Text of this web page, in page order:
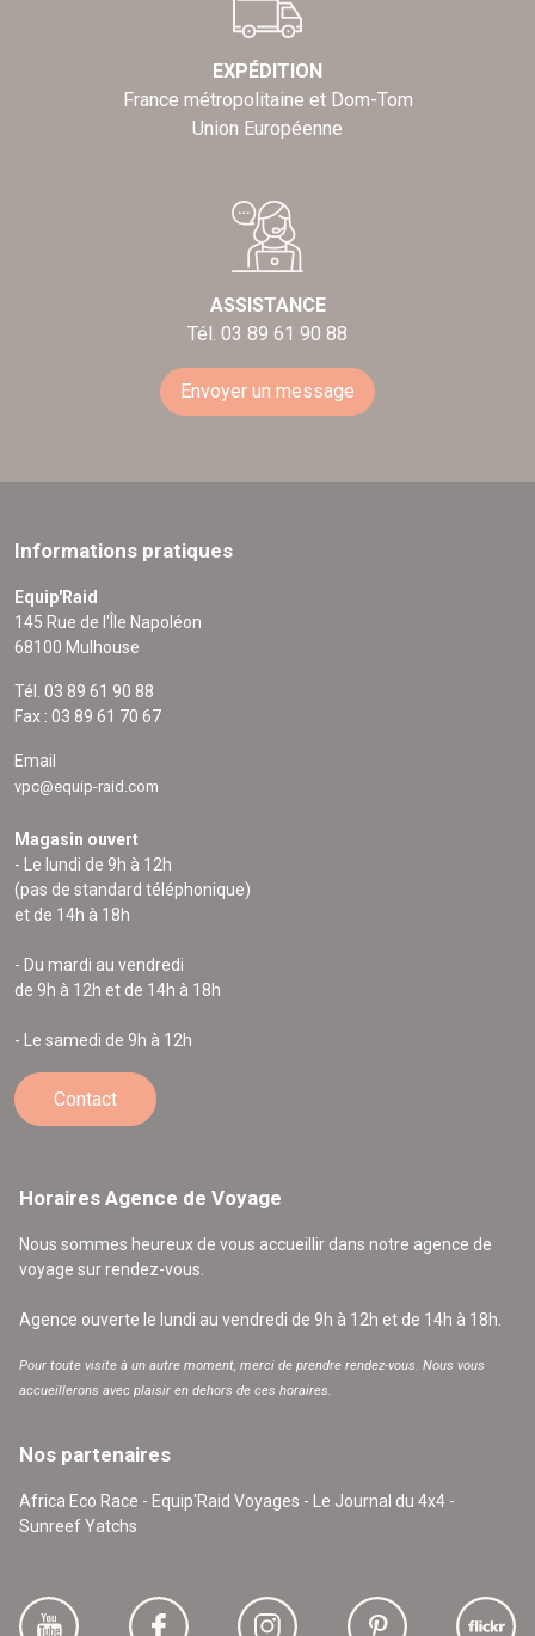
EXPÉDITION
France métropolitaine et Dom-Tom
Union Européenne
ASSISTANCE
Tél. 03 89 61 90 88
Envoyer un message
Informations pratiques
Equip'Raid
145 Rue de l'Île Napoléon
68100 Mulhouse
Tél. 03 89 61 90 88
Fax : 03 89 61 70 67
Email
vpc@equip-raid.com
Magasin ouvert
- Le lundi de 9h à 12h
(pas de standard téléphonique)
et de 14h à 18h
- Du mardi au vendredi
de 9h à 12h et de 14h à 18h
- Le samedi de 9h à 12h
Contact
Horaires Agence de Voyage
Nous sommes heureux de vous accueillir dans notre agence de
voyage sur rendez-vous.
Agence ouverte le lundi au vendredi de 9h à 12h et de 14h à 18h.
Pour toute visite à un autre moment, merci de prendre rendez-vous. Nous vous
accueillerons avec plaisir en dehors de ces horaires.
Nos partenaires
Africa Eco Race - Equip'Raid Voyages - Le Journal du 4x4 -
Sunreef Yatchs